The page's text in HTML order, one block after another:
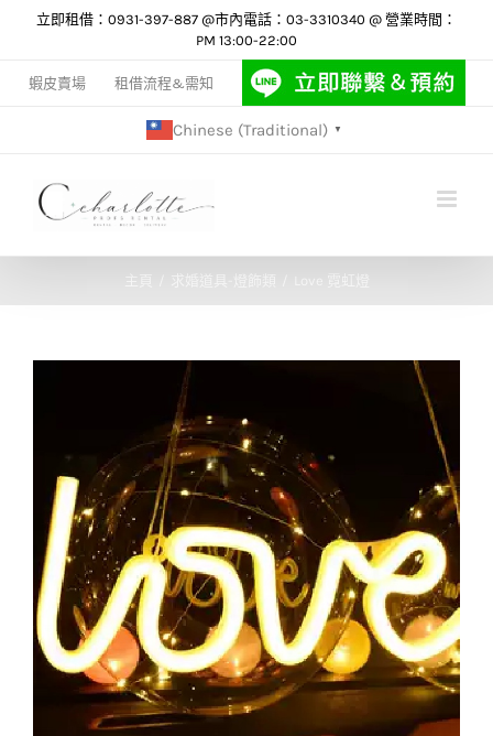
content
立即租借：0931-397-887 @市內電話：03-3310340 @ 營業時間：
PM 13:00-22:00
蝦皮賣場 租借流程&需知
Chinese (Traditional) ▼
求婚道具-燈飾類 Love 霓虹燈